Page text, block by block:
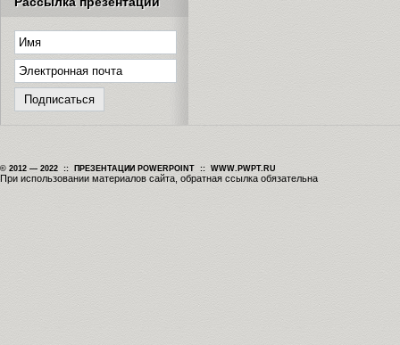
© 2012 — 2022 :: ПРЕЗЕНТАЦИИ POWERPOINT :: WWW.PWPT.RU
При использовании материалов сайта, обратная ссылка обязательна